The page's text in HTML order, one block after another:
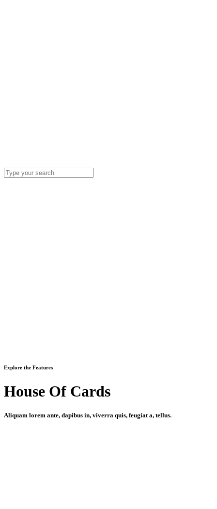
Explore the Features
House Of Cards
Aliquam lorem ante, dapibus in, viverra quis, feugiat a, tellus.